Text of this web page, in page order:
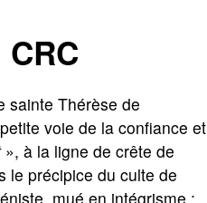
sainte Thérèse de
voie de la confiance et
», à la ligne de crête de
le précipice du culte de
mué en intégrisme ;